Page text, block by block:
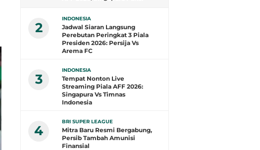
2
INDONESIA
Jadwal Siaran Langsung
Perebutan Peringkat 3 Piala
Presiden 2026: Persija Vs
Arema FC
3
INDONESIA
Tempat Nonton Live
Streaming Piala AFF 2026:
Singapura Vs Timnas
Indonesia
4
BRI SUPER LEAGUE
Mitra Baru Resmi Bergabung,
Persib Tambah Amunisi
Finansial